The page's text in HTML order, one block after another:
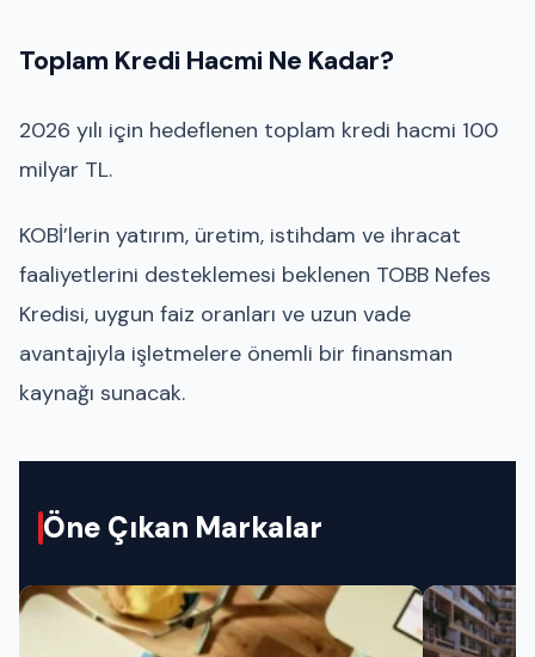
Toplam Kredi Hacmi Ne Kadar?
2026 yılı için hedeflenen toplam kredi hacmi 100
milyar TL.
KOBİ’lerin yatırım, üretim, istihdam ve ihracat
faaliyetlerini desteklemesi beklenen TOBB Nefes
Kredisi, uygun faiz oranları ve uzun vade
avantajıyla işletmelere önemli bir finansman
kaynağı sunacak.
Öne Çıkan Markalar